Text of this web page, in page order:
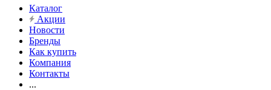
Каталог
Акции
Новости
Бренды
Как купить
Компания
Контакты
...